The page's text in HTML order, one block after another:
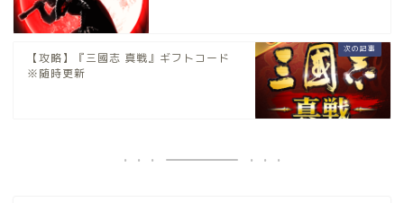
【攻略】『三國志 真戦』ギフトコード
※随時更新